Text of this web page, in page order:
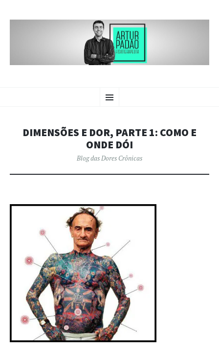
BLOG DAS
PADÃO
Menu
PARA
DIMENSÕES E DOR, PARTE 1: COMO E
ONDE DÓI
Blog das Dores Crônicas